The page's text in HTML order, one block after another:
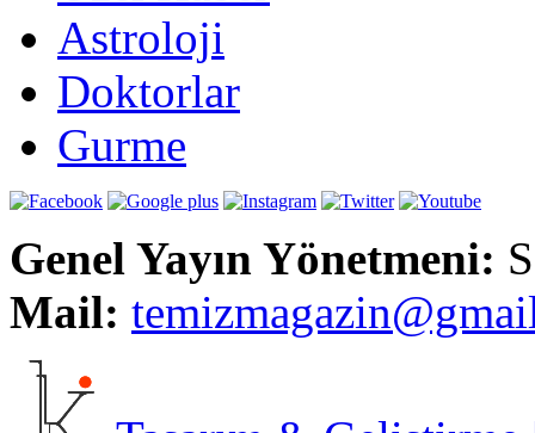
Astroloji
Doktorlar
Gurme
Genel Yayın Yönetmeni:
Mail: t